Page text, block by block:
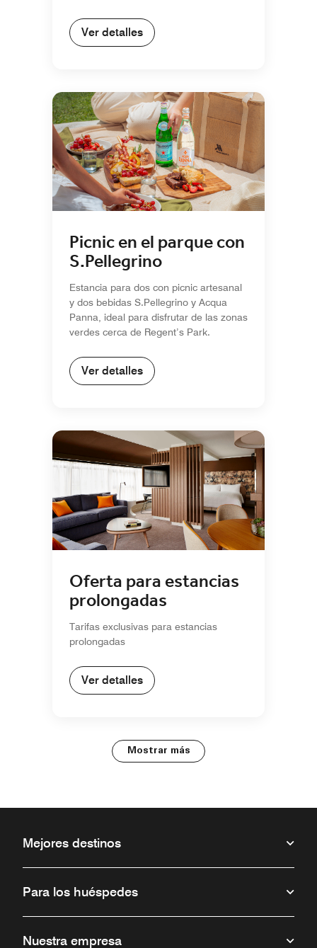
Ver detalles
Picnic en el parque con
S.Pellegrino
Estancia para dos con picnic artesanal
y dos bebidas S.Pellegrino y Acqua
Panna, ideal para disfrutar de las zonas
verdes cerca de Regent’s Park.
Ver detalles
Oferta para estancias
prolongadas
Tarifas exclusivas para estancias
prolongadas
Ver detalles
Mostrar más
Mejores destinos
Para los huéspedes
Nuestra empresa